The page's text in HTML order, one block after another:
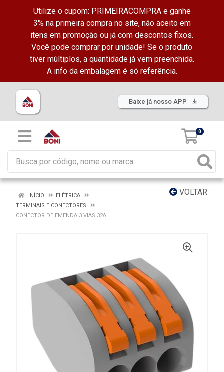
Utilize o cupom: PRIMEIRACOMPRA e ganhe
3% na primeira compra no site, não aceito em
itens em promoção ou já com descontos fixos.
Você pode comprar por unidade! Se o produto
tiver múltiplos, a quantidade já vem preenchida.
A info da embalagem é só referência.
Baixe já nosso APP
0
VOLTAR
INÍCIO
ELÉTRICA
TERMINAIS E CONECTORES
CONECTOR DE EMENDA 3 VIAS 32A